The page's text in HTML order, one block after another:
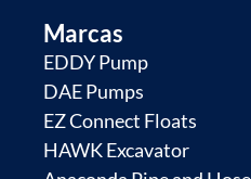
Marcas
EDDY Pump
DAE Pumps
EZ Connect Floats
HAWK Excavator